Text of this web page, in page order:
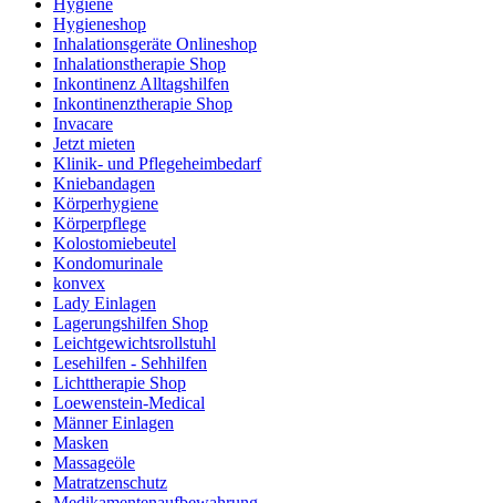
Hygiene
Hygieneshop
Inhalationsgeräte Onlineshop
Inhalationstherapie Shop
Inkontinenz Alltagshilfen
Inkontinenztherapie Shop
Invacare
Jetzt mieten
Klinik- und Pflegeheimbedarf
Kniebandagen
Körperhygiene
Körperpflege
Kolostomiebeutel
Kondomurinale
konvex
Lady Einlagen
Lagerungshilfen Shop
Leichtgewichtsrollstuhl
Lesehilfen - Sehhilfen
Lichttherapie Shop
Loewenstein-Medical
Männer Einlagen
Masken
Massageöle
Matratzenschutz